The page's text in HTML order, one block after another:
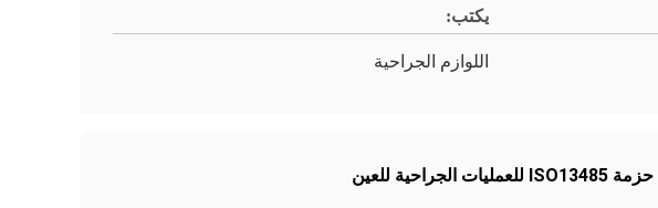
يكتب:
اللوازم الجراحية
حزمة ISO13485 للعمليات الجراحية للعين